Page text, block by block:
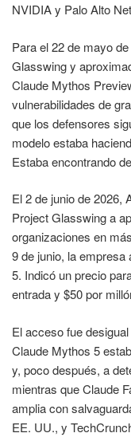
NVIDIA y Palo Alto
Para el 22 de mayo
Glasswing y
Claude Mythos
vulnerabilidades de
que los defensores
modelo estaba
Estaba encontrando
El 2 de junio de 2026,
Project Glasswing a
organizaciones en
9 de junio, la empresa
5. Indicó un precio
entrada y $50 por
El acceso fue
Claude Mythos 5
y, poco después, a
mientras que Claude
amplia con
EE. UU., y